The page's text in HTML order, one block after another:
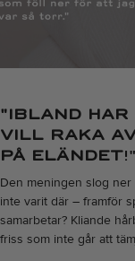
"IBLAND
VILL RAKA
PÅ ELÄNDET!"
Den meningen slog
inte varit där – framför
samarbetar? Kliande
friss som inte går att